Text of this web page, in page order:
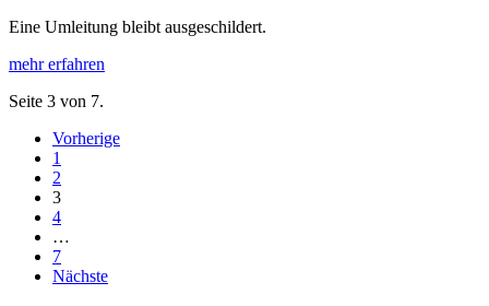
Eine Umleitung bleibt ausgeschildert.
mehr erfahren
Seite 3 von 7.
Vorherige
1
2
3
4
…
7
Nächste